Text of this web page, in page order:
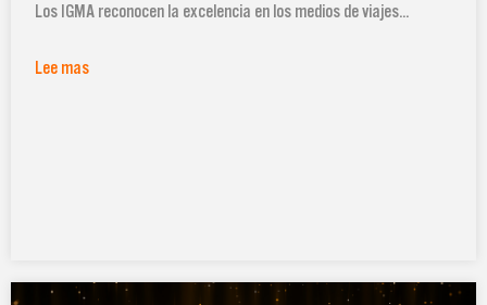
Los IGMA reconocen la excelencia en los medios de viajes...
Lee mas